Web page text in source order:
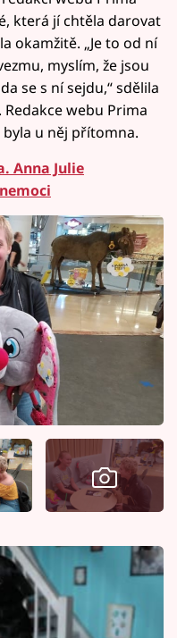
která jí chtěla darovat
okamžitě. „Je to od ní
myslím, že jsou
se s ní sejdu,“ sdělila
webu Prima
u něj přítomna.
Anna Julie